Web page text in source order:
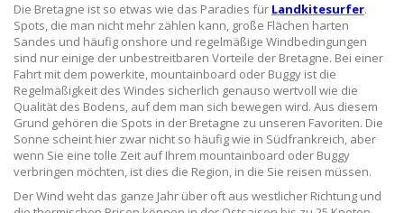
Die Bretagne ist so etwas wie das Paradies für Landkitesurfer.
Spots, die man nicht mehr zählen kann, große Flächen harten
Sandes und häufig onshore und regelmäßige Windbedingungen
sind nur einige der unbestreitbaren Vorteile der Bretagne. Bei einer
Fahrt mit dem powerkite, mountainboard oder Buggy ist die
Regelmäßigkeit des Windes sicherlich genauso wertvoll wie die
Qualität des Bodens, auf dem man sich bewegen wird. Aus diesem
Grund gehören die Spots in der Bretagne zu unseren Favoriten. Die
Sonne scheint hier zwar nicht so häufig wie in Südfrankreich, aber
wenn Sie eine tolle Zeit auf Ihrem mountainboard oder Buggy
verbringen möchten, ist dies die Region, in die Sie reisen müssen.
Der Wind weht das ganze Jahr über oft aus westlicher Richtung und